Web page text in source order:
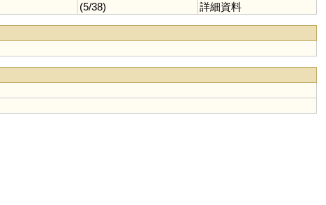
(5/38) 詳細資料